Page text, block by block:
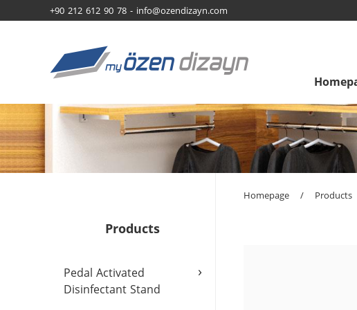
+90 212 612 90 78 - info@ozendizayn.com
Products
›
Pedal Activated
Disinfectant Stand
Homepage / Products